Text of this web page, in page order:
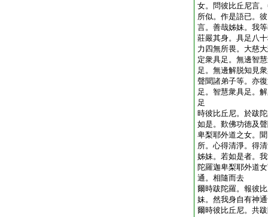
女。問彼比丘尼言
所似。作是語已。
言。善哉姊妹。我
莊嚴其身。具足八
力四無所畏。大慈
定衆具足。無邊智
足。無邊解脱知見
聲聞諸弟子等。亦
足。智慧衆具足。
足
時彼比丘尼。於跋
如是。歎佛功徳及
卑梨耶外道之女。
所。心得清淨。得
姊妹。若如是者。
陀羅迦卑梨耶外道
通。相隨而去
爾時跋陀羅。報彼
妹。然我身自有神
爾時彼比丘尼。共